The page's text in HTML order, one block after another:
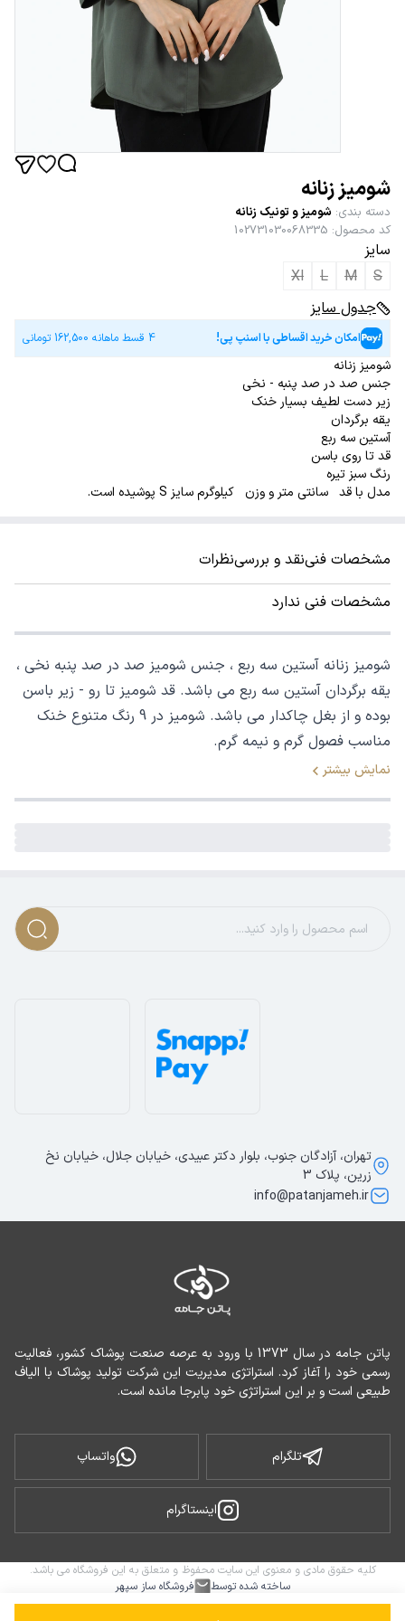
شومیز زنانه
دسته بندی: شومیز و تونیک زنانه
کد محصول:
102731030068335
سایز
S
M
L
Xl
جدول سایز
امکان خرید اقساطی با اسنپ پی! 4 قسط ماهانه 162,500 تومانی
شومیز زنانه
جنس صد در صد پنبه - نخی
زیر دست لطیف بسیار خنک
یقه برگردان
آستین سه ربع
قد تا روی باسن
رنگ سبز تیره
مدل با قد سانتی متر و وزن کیلوگرم سایز S پوشیده است.
مشخصات فنینقد و بررسینظرات
مشخصات فنی ندارد
شومیز زنانه آستین سه ربع ، جنس شومیز صد در صد پنبه نخی ،
یقه برگردان آستین سه ربع می باشد. قد شومیز تا رو - زیر باسن
بوده و از بغل چاکدار می باشد. شومیز در 9 رنگ متنوع خنک
مناسب فصول گرم و نیمه گرم.
نمایش بیشتر
طبیعی است و بر این استراتژی خود پابرجا مانده است.
تلگرام واتساپ
اینستاگرام
تهران، آزادگان جنوب، بلوار دکتر عبیدی، خیابان جلال، خیابان نخ
زرین، پلاک 3
info@patanjameh.ir
کلیه حقوق مادی و معنوی این سایت محفوظ و متعلق به این فروشگاه می باشد.
ساخته شده توسط
فروشگاه ساز سپهر